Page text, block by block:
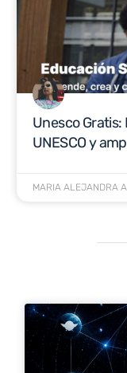
Unesco
UNESCO y
MARIA ALEJANDRA